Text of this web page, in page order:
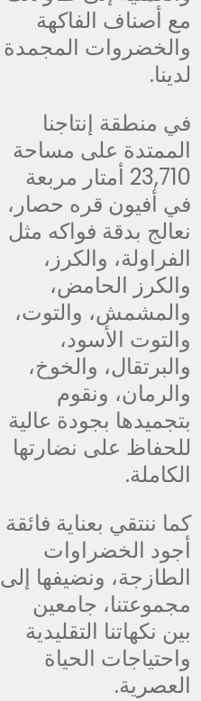
مع أصناف الفاكهة
والخضروات المجمدة
لدينا.
في منطقة إنتاجنا
الممتدة على مساحة
23,710 أمتار مربعة
في أفيون قره حصار،
نعالج بدقة فواكه مثل
الفراولة، والكرز،
والكرز الحامض،
والمشمش، والتوت،
والتوت الأسود،
والبرتقال، والخوخ،
والرمان، ونقوم
بتجميدها بجودة عالية
للحفاظ على نضارتها
الكاملة.
كما ننتقي بعناية فائقة
أجود الخضراوات
الطازجة، ونضيفها إلى
مجموعتنا، جامعين
بين نكهاتنا التقليدية
واحتياجات الحياة
العصرية.